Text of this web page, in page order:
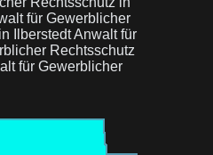
für Gewerblicher
IlberstedtAnwalt für
Rechtsschutz
für Gewerblicher